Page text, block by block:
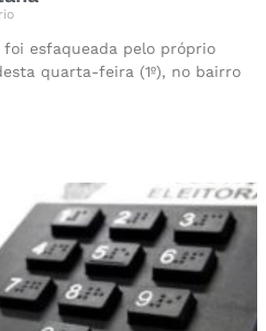
foi esfaqueada pelo próprio
quarta-feira (1º), no bairro